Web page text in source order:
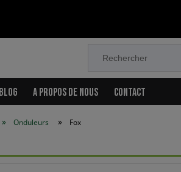
BLOG A PROPOS DE NOUS CONTACT
» Onduleurs » Fox